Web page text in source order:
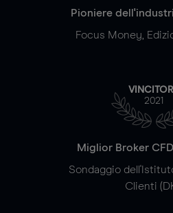
Pioniere
Focus Money,
2021
Miglior Broker
Sondaggio
Clienti